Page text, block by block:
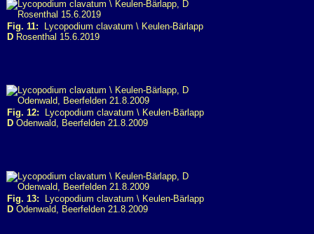
Fig. 11: Lycopodium clavatum \ Keulen-Bärlapp
D Rosenthal 15.6.2019
Fig. 12: Lycopodium clavatum \ Keulen-Bärlapp
D Odenwald, Beerfelden 21.8.2009
Fig. 13: Lycopodium clavatum \ Keulen-Bärlapp
D Odenwald, Beerfelden 21.8.2009